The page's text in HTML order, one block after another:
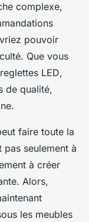
complexe,
pouvoir
Que vous
reglettes LED,
de qualité,
faire toute la
seulement à
à créer
Alors,
les meubles